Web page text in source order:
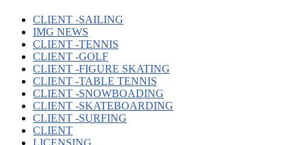
CLIENT -SAILING
IMG NEWS
CLIENT -TENNIS
CLIENT -GOLF
CLIENT -FIGURE SKATING
CLIENT -TABLE TENNIS
CLIENT -SNOWBOADING
CLIENT -SKATEBOARDING
CLIENT -SURFING
CLIENT
LICENSING